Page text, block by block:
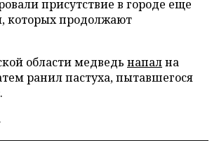
присутствие в городе еще
которых продолжают
области медведь напална
ранил пастуха, пытавшегося